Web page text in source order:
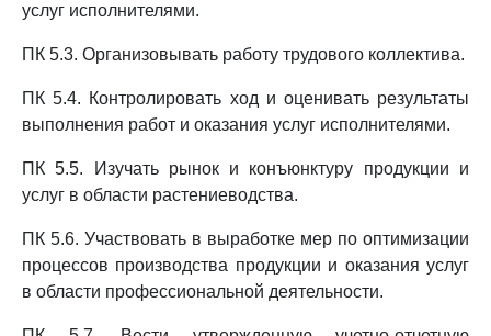
услуг исполнителями.
ПК 5.3. Организовывать работу трудового коллектива.
ПК 5.4. Контролировать ход и оценивать результаты
выполнения работ и оказания услуг исполнителями.
ПК 5.5. Изучать рынок и конъюнктуру продукции и
услуг в области растениеводства.
ПК 5.6. Участвовать в выработке мер по оптимизации
процессов производства продукции и оказания услуг
в области профессиональной деятельности.